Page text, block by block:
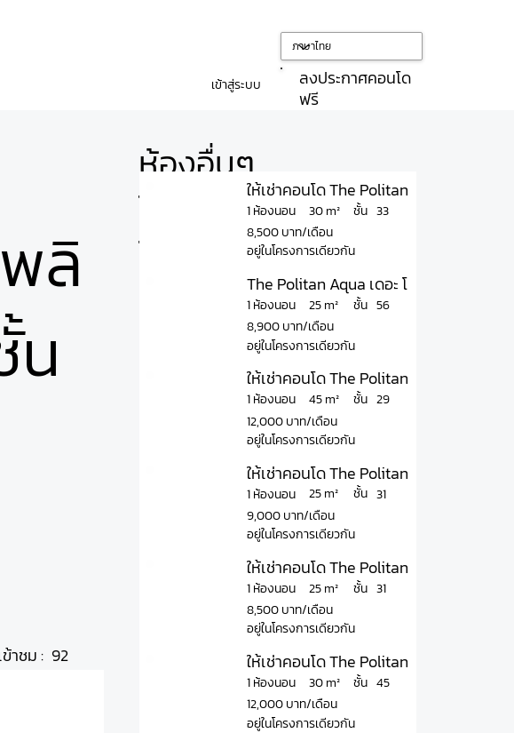
เข้าสู่ระบบ
ลงประกาศคอนโด
ฟรี
ลิ
น
ข้าชม : 92
ห้องอื่นๆ
ใน
โครงการ
ให้เช่าคอนโด The Politan Aqua เดอะ โ
1 ห้องนอน
8,500 บาท/เดือน
ชั้น
30 m² 33
อยู่ในโครงการเดียวกัน
The Politan Aqua เดอะ โพลิแทน อควา
1 ห้องนอน
8,900 บาท/เดือน
ชั้น
25 m² 56
อยู่ในโครงการเดียวกัน
ให้เช่าคอนโด The Politan Aqua เดอะ โ
1 ห้องนอน
12,000 บาท/เดือน
ชั้น
45 m² 29
อยู่ในโครงการเดียวกัน
ให้เช่าคอนโด The Politan Aqua เดอะ โพ
1 ห้องนอน
9,000 บาท/เดือน
ชั้น
25 m² 31
อยู่ในโครงการเดียวกัน
ให้เช่าคอนโด The Politan Aqua เดอะ โพ
1 ห้องนอน
8,500 บาท/เดือน
ชั้น
25 m² 31
อยู่ในโครงการเดียวกัน
ให้เช่าคอนโด The Politan Aqua เดอะ โ
1 ห้องนอน
12,000 บาท/เดือน
ชั้น
30 m² 45
อยู่ในโครงการเดียวกัน